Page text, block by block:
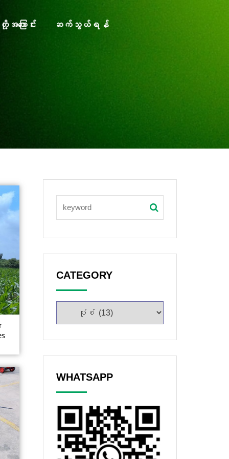
ကြောင်း ဆက်သွယ်ရန်
CATEGORY
WHATSAPP